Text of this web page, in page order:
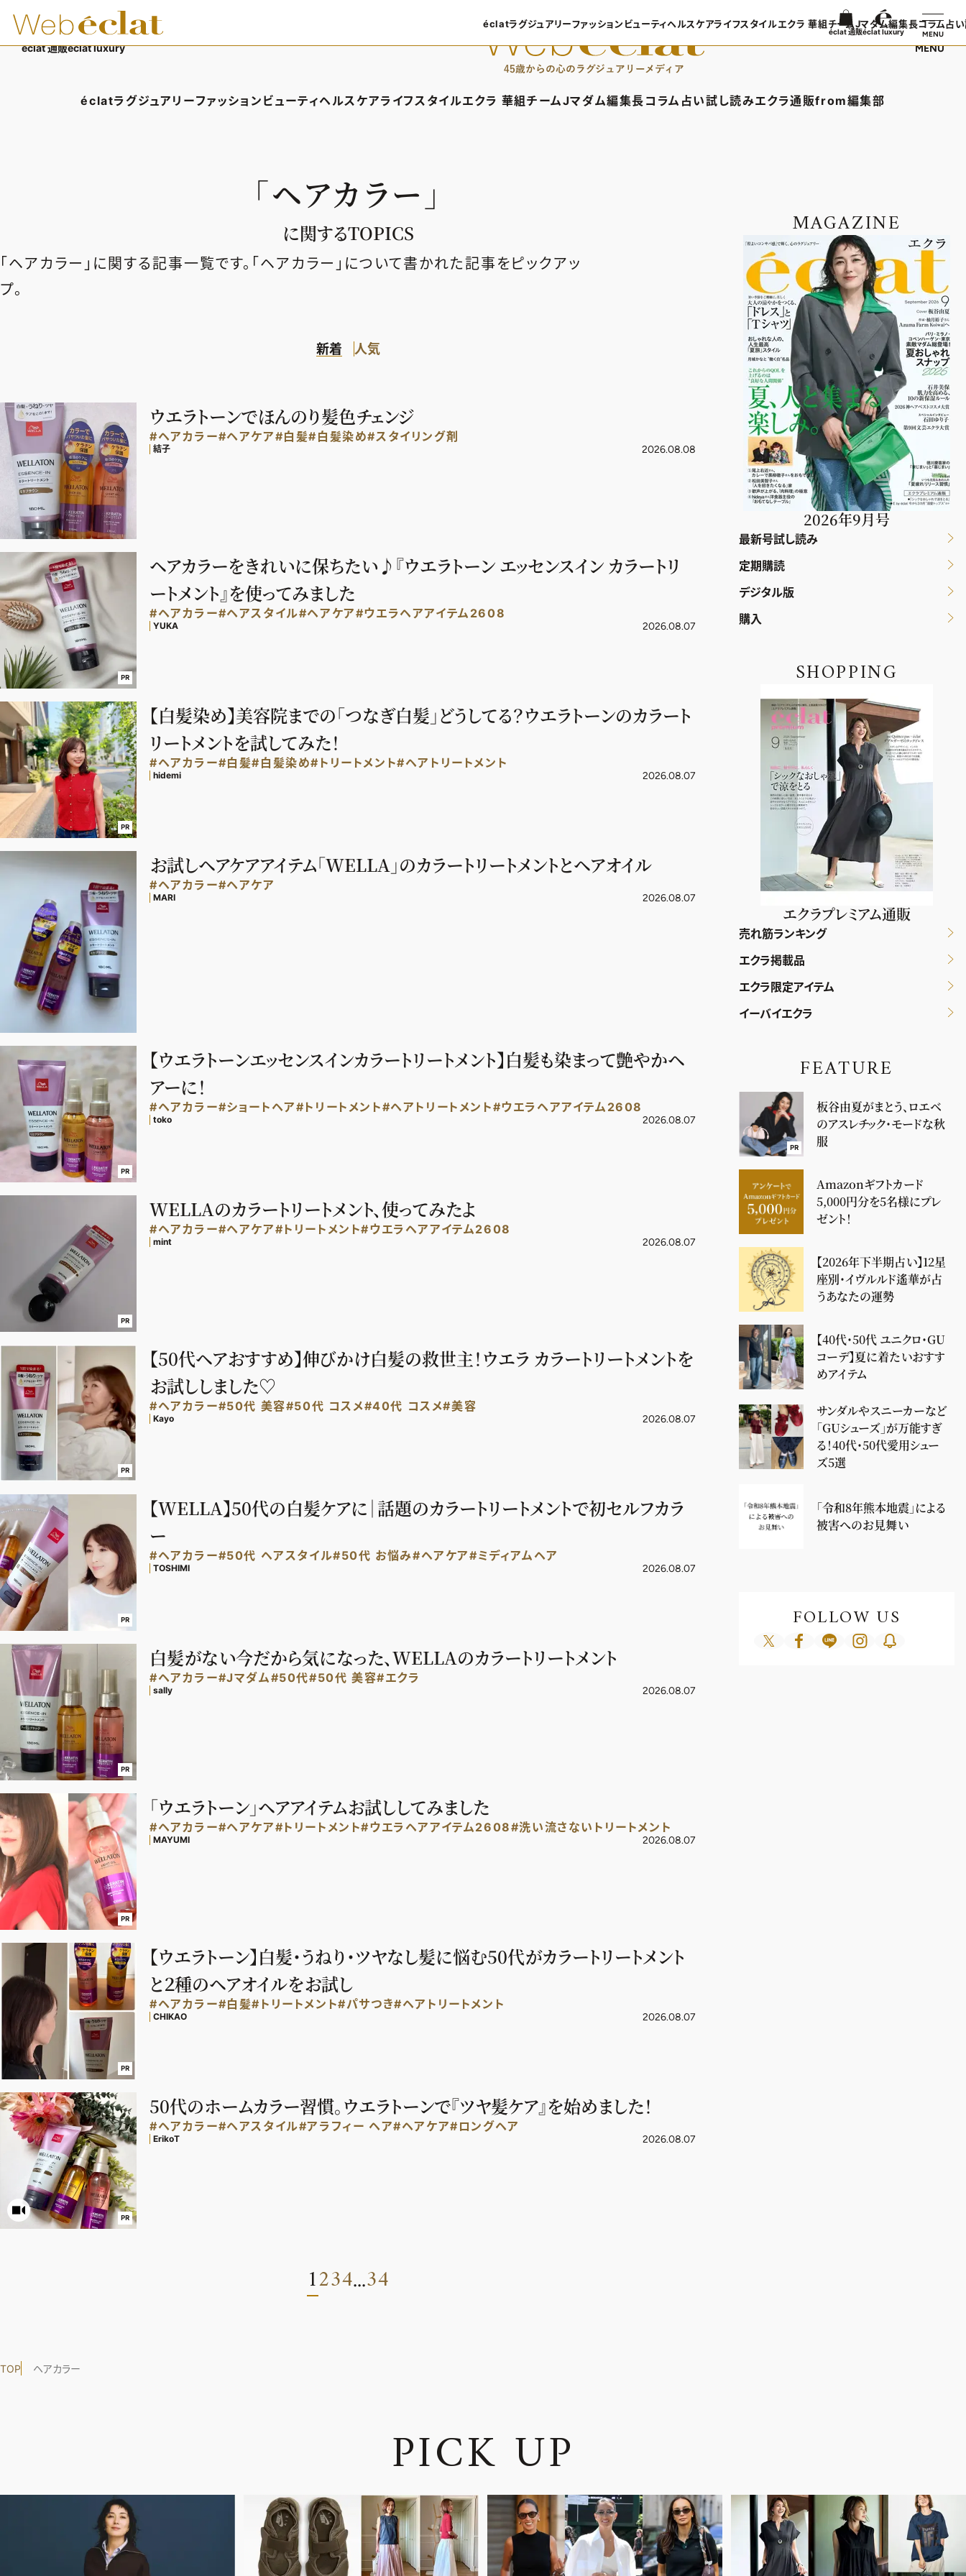
éclat 通販éclat luxury MENU
éclatラグジュアリーファッション
8月の毎日コーデ
ファッション特集
ビューティ
エイジングケア
50代ベストコスメ
ヘルスケア
更年期
50代健康のお悩み
ライフスタイル
ゴルフ
カルチャー
エクラ 華組 チームJマダム編集長コラム 占い試し読みエクラ通販
デジタルカタログ
エクラプレミアム通販
from編集部
éclatラグジュアリー
éclatラグジュアリーTOP
ラグジュアリーTOPICS
ファッション
ファッションTOP
ファッションTOPICS
ビューティ
ビューティTOP
ヘアスタイル・ヘアケア
ヘルスケア
ヘルスケアTOP
ヘルスケアTOPICS
ライフスタイル
車・家電
50代のお悩み
エクラ 華組
エクラ 華組メンバー一覧
チームJマダム
チームJマダムメンバー一
編集長コラム占い
éclat 通販éclat luxury MENU
「ヘアカラー」
に関するTOPICS
「ヘアカラー」に関する記事一覧です。「ヘアカラー」について書かれた記事をピックアッ
プ。
新着 人気
ウエラトーンでほんのり髪色チェンジ
#ヘアカラー#ヘアケア#白髪#白髪染め#スタイリング剤
結子 2026.08.08
PR
ヘアカラーをきれいに保ちたい♪『ウエラトーン エッセンスイン カラートリ
ートメント』を使ってみました
#ヘアカラー#ヘアスタイル#ヘアケア#ウエラヘアアイテム2608
YUKA 2026.08.07
PR
【白髪染め】美容院までの「つなぎ白髪」どうしてる？ウエラトーンのカラート
リートメントを試してみた！
#ヘアカラー#白髪#白髪染め#トリートメント#ヘアトリートメント
hidemi 2026.08.07
お試しヘアケアアイテム「WELLA」のカラートリートメントとヘアオイル
#ヘアカラー#ヘアケア
MARI 2026.08.07
PR
【ウエラトーンエッセンスインカラートリートメント】白髪も染まって艶やかヘ
アーに！
#ヘアカラー#ショートヘア#トリートメント#ヘアトリートメント#ウエラヘアアイテム2608
toko 2026.08.07
PR
WELLAのカラートリートメント、使ってみたよ
#ヘアカラー#ヘアケア#トリートメント#ウエラヘアアイテム2608
mint 2026.08.07
PR
【50代ヘアおすすめ】伸びかけ白髪の救世主！ウエラ カラートリートメントを
お試ししました♡
#ヘアカラー#50代 美容#50代 コスメ#40代 コスメ#美容
Kayo 2026.08.07
PR
【WELLA】50代の白髪ケアに｜話題のカラートリートメントで初セルフカラ
ー
#ヘアカラー#50代 ヘアスタイル#50代 お悩み#ヘアケア#ミディアムヘア
TOSHIMI 2026.08.07
PR
白髪がない今だから気になった、WELLAのカラートリートメント
#ヘアカラー#Jマダム#50代#50代 美容#エクラ
sally 2026.08.07
PR
「ウエラトーン」ヘアアイテムお試ししてみました
#ヘアカラー#ヘアケア#トリートメント#ウエラヘアアイテム2608#洗い流さないトリートメント
MAYUMI 2026.08.07
PR
【ウエラトーン】白髪・うねり・ツヤなし髪に悩む50代がカラートリートメント
と２種のヘアオイルをお試し
#ヘアカラー#白髪#トリートメント#パサつき#ヘアトリートメント
CHIKAO 2026.08.07
PR
50代のホームカラー習慣。ウエラトーンで『ツヤ髪ケア』を始めました！
#ヘアカラー#ヘアスタイル#アラフィー ヘア#ヘアケア#ロングヘア
ErikoT 2026.08.07
1234...34
TOP ヘアカラー
MAGAZINE
2026年9月号
最新号試し読み
定期購読
デジタル版
購入
SHOPPING
エクラプレミアム通販
売れ筋ランキング
エクラ掲載品
エクラ限定アイテム
イーバイエクラ
FEATURE
PR
板谷由夏がまとう、ロエベ
のアスレチック・モードな秋
服
Amazonギフトカード
5,000円分を5名様にプレ
ゼント！
【2026年下半期占い】12星
座別・イヴルルド遙華が占
うあなたの運勢
【40代・50代 ユニクロ・GU
コーデ】夏に着たいおすす
めアイテム
サンダルやスニーカーなど
「GUシューズ」が万能すぎ
る！40代・50代愛用シュー
ズ5選
「令和8年熊本地震」による
被害へのお見舞い
FOLLOW US
PICK UP